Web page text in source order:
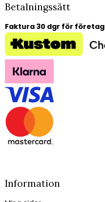
Betalningssätt
Faktura 30 dgr för företag
Information